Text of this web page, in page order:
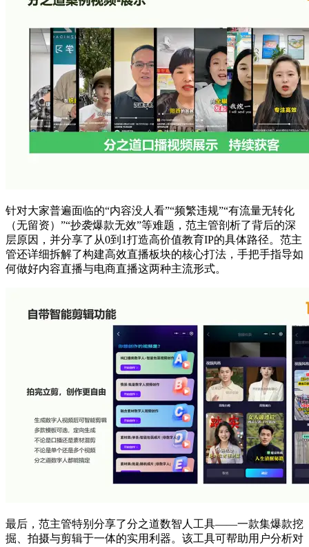
针对大家普遍面临的“内容没人看”“频繁违规”“有流量无转化
（无留资）”“抄袭爆款无效”等难题，范主管剖析了背后的深
层原因，并分享了从0到1打造高价值教育IP的具体路径。范主
管还详细拆解了构建高效直播板块的核心打法，手把手指导如
何做好内容直播与电商直播这两种主流形式。
最后，范主管特别分享了分之道数智人工具——一款集爆款挖
掘、拍摄与剪辑于一体的实用利器。该工具可帮助用户分析对